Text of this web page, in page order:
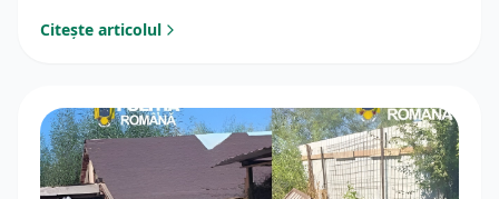
Citește articolul